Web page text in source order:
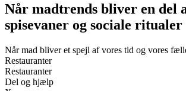
Når madtrends bliver en del
spisevaner og sociale ritualer
Når mad bliver et spejl af vores tid og vores
Restauranter
Restauranter
Del og hjælp